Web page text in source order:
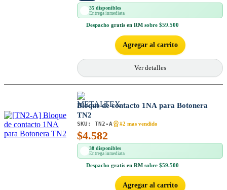
35 disponibles
Entrega inmediata
Despacho gratis en RM sobre $59.500
Agregar al carrito
Ver detalles
Bloque de contacto 1NA para Botonera
TN2
SKU: TN2-A #2 mas vendido
$4.582
38 disponibles
Entrega inmediata
Despacho gratis en RM sobre $59.500
Agregar al carrito